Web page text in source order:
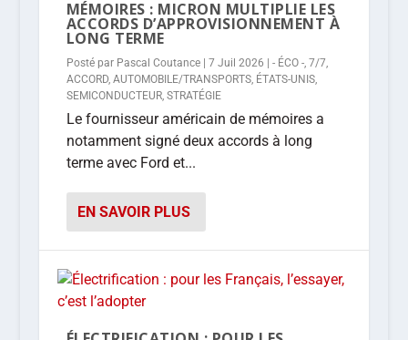
MÉMOIRES : MICRON MULTIPLIE LES
ACCORDS D’APPROVISIONNEMENT À
LONG TERME
Posté par Pascal Coutance| 7 Juil 2026 - ÉCO -, 7/7,
ACCORD, AUTOMOBILE/TRANSPORTS, ÉTATS-UNIS,
SEMICONDUCTEUR, STRATÉGIE
Le fournisseur américain de mémoires a
notamment signé deux accords à long
terme avec Ford et...
EN SAVOIR PLUS